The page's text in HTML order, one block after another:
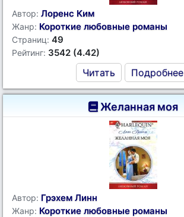
Автор: Лоренс Ким
Жанр: Короткие любовные романы
Страниц: 49
Рейтинг: 3542 (4.42)
Читать Подробнее
Желанная моя
Автор: Грэхем Линн
Жанр: Короткие любовные романы